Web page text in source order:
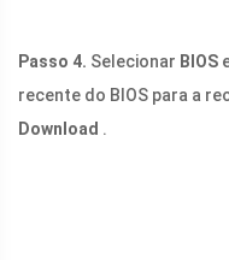
Passo 4. Selecionar BIOS
recente do BIOS para a
Download .